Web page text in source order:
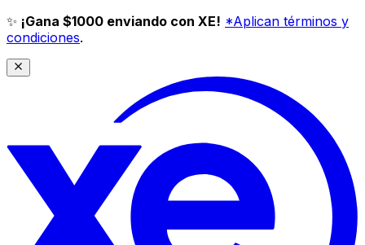
✨ ¡Gana $1000 enviando con XE! *Aplican términos y
condiciones.